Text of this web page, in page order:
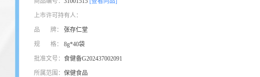
上市许可持有人：
品 牌： 张存仁堂
规 格： 8g*40袋
批准文号： 食健备G202437002091
所属范围： 保健食品